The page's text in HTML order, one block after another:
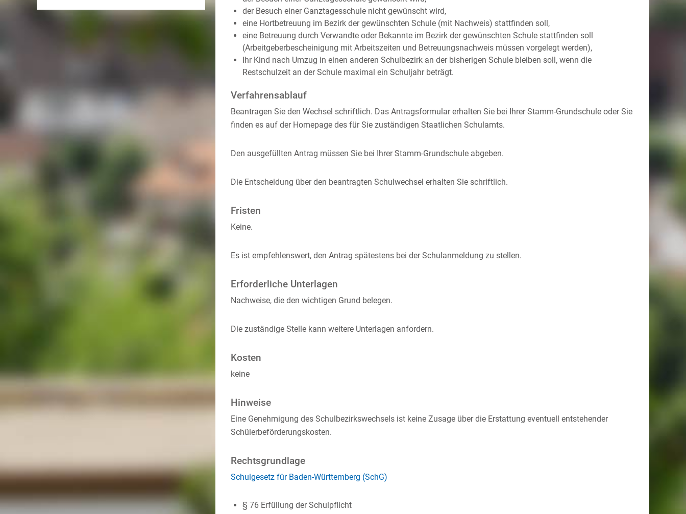
der Besuch einer Ganztagesschule nicht gewünscht wird,
eine Hortbetreuung im Bezirk der gewünschten Schule (mit Nachweis) stattfinden soll,
eine Betreuung durch Verwandte oder Bekannte im Bezirk der gewünschten Schule stattfinden soll
(Arbeitgeberbescheinigung mit Arbeitszeiten und Betreuungsnachweis müssen vorgelegt werden),
Ihr Kind nach Umzug in einen anderen Schulbezirk an der bisherigen Schule bleiben soll, wenn die
Restschulzeit an der Schule maximal ein Schuljahr beträgt.
Verfahrensablauf
Beantragen Sie den Wechsel schriftlich. Das Antragsformular erhalten Sie bei Ihrer Stamm-Grundschule oder Sie
finden es auf der Homepage des für Sie zuständigen Staatlichen Schulamts.
Den ausgefüllten Antrag müssen Sie bei Ihrer Stamm-Grundschule abgeben.
Die Entscheidung über den beantragten Schulwechsel erhalten Sie schriftlich.
Fristen
Keine.
Es ist empfehlenswert, den Antrag spätestens bei der Schulanmeldung zu stellen.
Erforderliche Unterlagen
Nachweise, die den wichtigen Grund belegen.
Die zuständige Stelle kann weitere Unterlagen anfordern.
Kosten
keine
Hinweise
Eine Genehmigung des Schulbezirkswechsels ist keine Zusage über die Erstattung eventuell entstehender
Schülerbeförderungskosten.
Rechtsgrundlage
Schulgesetz für Baden-Württemberg (SchG)
§ 76Erfüllung der Schulpflicht